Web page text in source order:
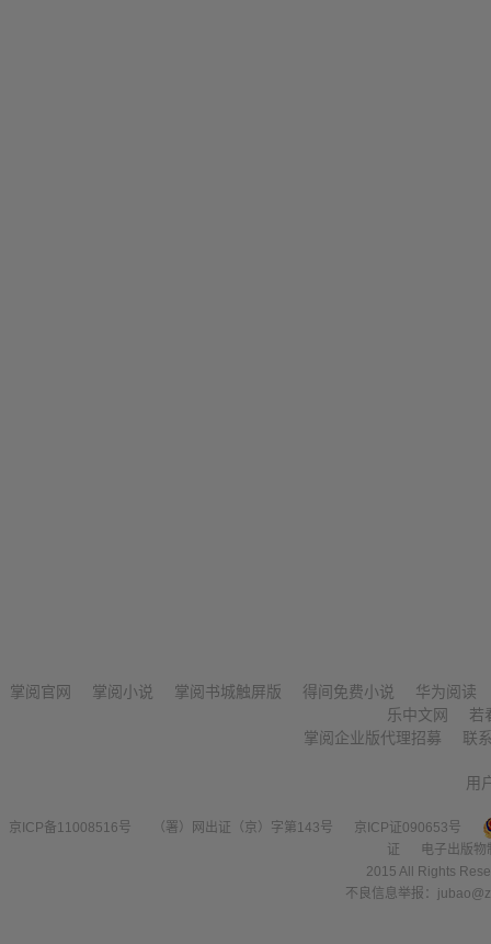
掌阅官网 掌阅小说 掌阅书城触屏版 得间免费小说
华为阅读
乐中文网
若
掌阅企业版代理招募
联
用
京ICP备11008516号 （署）网出证（京）字第143号
京ICP证090653号
证
电子出版
2015 All Rights
不良信息举报：